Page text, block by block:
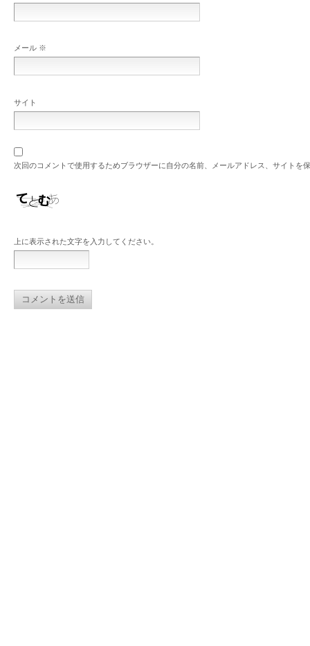
メール ※
サイト
次回のコメントで使用するためブラウザーに自分の名前、メールアドレス、サイトを
上に表示された文字を入力してください。